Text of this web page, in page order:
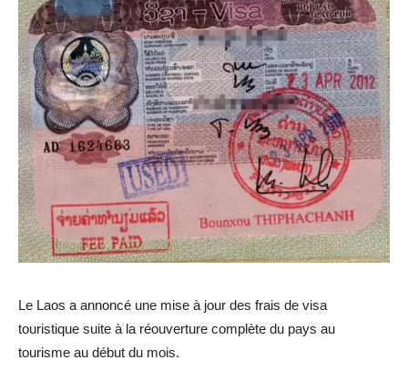
Le Laos a annoncé une mise à jour des frais de visa
touristique suite à la réouverture complète du pays au
tourisme au début du mois.